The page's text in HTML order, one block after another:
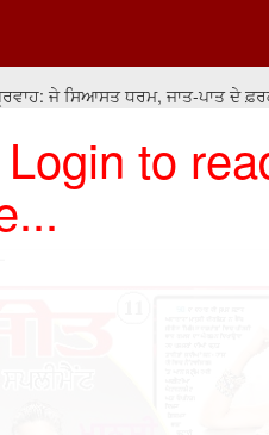
ਜੇ ਸਿਆਸਤ ਧਰਮ, ਜਾਤ-ਪਾਤ ਦੇ
to